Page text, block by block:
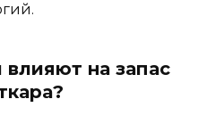
на запас